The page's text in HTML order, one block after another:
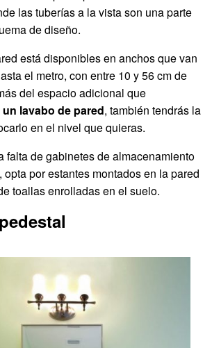
las tuberías a la vista son una parte
de diseño.
está disponibles en anchos que van
el metro, con entre 10 y 56 cm de
del espacio adicional que
lavabo de pared, también tendrás la
en el nivel que quieras.
falta de gabinetes de almacenamiento
por estantes montados en la pared
toallas enrolladas en el suelo.